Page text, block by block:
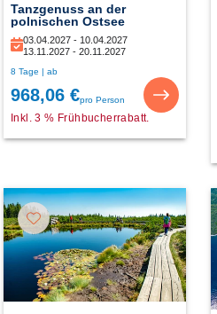
Tanzgenuss an der
polnischen Ostsee
03.04.2027 - 10.04.2027
13.11.2027 - 20.11.2027
8 Tage | ab
968,06 €pro Person
Inkl. 3 % Frühbucherrabatt.